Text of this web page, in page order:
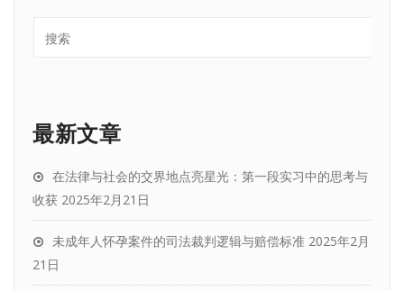
最新文章
在法律与社会的交界地点亮星光：第一段实习中的思考与
收获 2025年2月21日
未成年人怀孕案件的司法裁判逻辑与赔偿标准 2025年2月
21日